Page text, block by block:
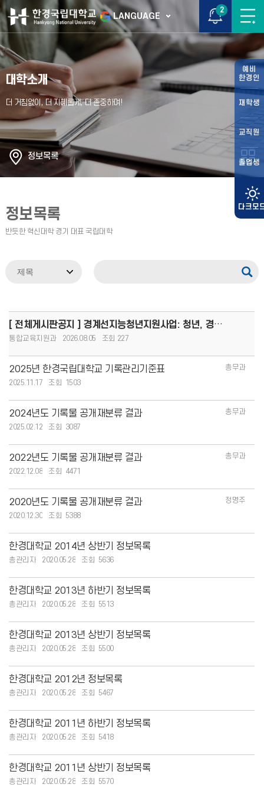
LANGUAGE
2
예비
한경인
재학생
교직원
졸업생
대학소개
정보목록
정보목록
[ 전체게시판공지 ] 경계선지능청년지원사업: 청년, 경계를 넘어 커리어 도약!(8.13.(목)까지 모집, 1인당
통합교육지원과 2026.08.05 227
2025년 한경국립대학교 기록관리기준표
총무과
2025.11.17
1503
2024년도 기록물 공개재분류 결과
총무과
2025.02.12
3087
2022년도 기록물 공개재분류 결과
총무과
2022.12.08
4471
2020년도 기록물 공개재분류 결과
정명주
2020.12.30
5388
한경대학교 2014년 상반기 정보목록
총관리자 2020.05.28 5636
한경대학교 2013년 하반기 정보목록
총관리자 2020.05.28 5513
한경대학교 2013년 상반기 정보목록
총관리자 2020.05.28 5500
한경대학교 2012년 정보목록
총관리자 2020.05.28 5467
한경대학교 2011년 하반기 정보목록
총관리자 2020.05.28 5418
한경대학교 2011년 상반기 정보목록
총관리자 2020.05.28 5570